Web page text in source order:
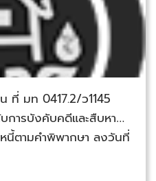
มท 0417.2/ว1145
การบังคับคดีและสืบหา
ตามคำพิพากษา ลงวันที่